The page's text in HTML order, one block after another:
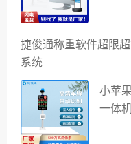
捷俊通称重软件超限
系统
小苹
一体